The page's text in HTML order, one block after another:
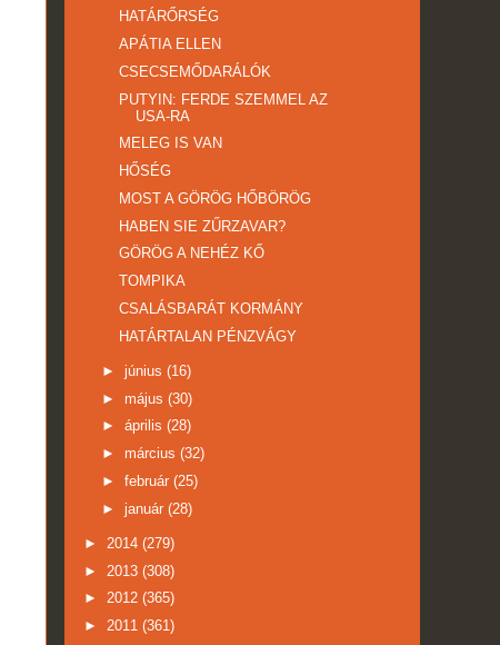
HATÁRŐRSÉG
APÁTIA ELLEN
CSECSEMŐDARÁLÓK
PUTYIN: FERDE SZEMMEL AZ
USA-RA
MELEG IS VAN
HŐSÉG
MOST A GÖRÖG HŐBÖRÖG
HABEN SIE ZŰRZAVAR?
GÖRÖG A NEHÉZ KŐ
TOMPIKA
CSALÁSBARÁT KORMÁNY
HATÁRTALAN PÉNZVÁGY
► június (16)
► május (30)
► április (28)
► március (32)
► február (25)
► január (28)
► 2014 (279)
► 2013 (308)
► 2012 (365)
► 2011 (361)